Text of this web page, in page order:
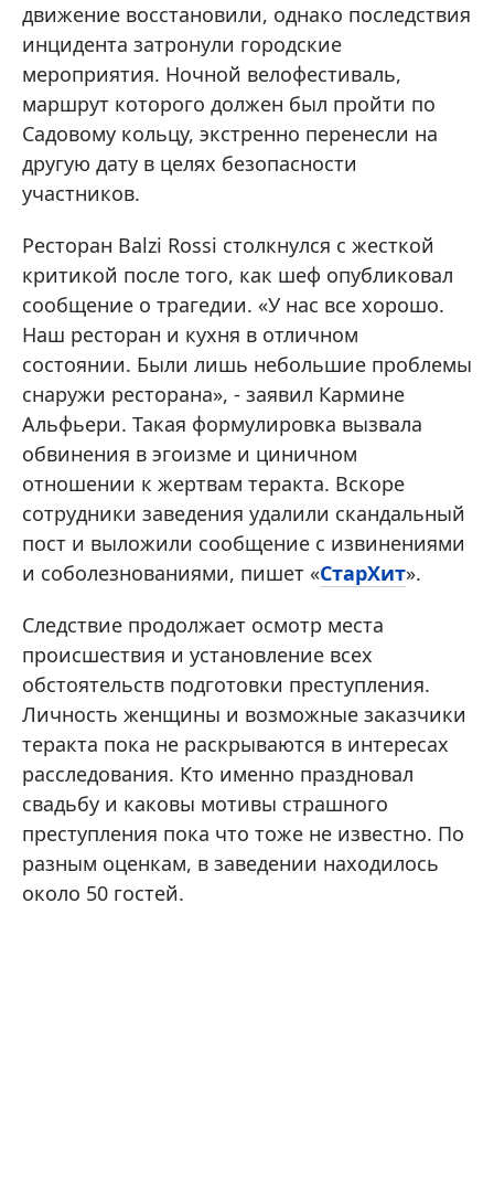
движение восстановили, однако последствия
инцидента затронули городские
мероприятия. Ночной велофестиваль,
маршрут которого должен был пройти по
Садовому кольцу, экстренно перенесли на
другую дату в целях безопасности
участников.
Ресторан Balzi Rossi столкнулся с жесткой
критикой после того, как шеф опубликовал
сообщение о трагедии. «У нас все хорошо.
Наш ресторан и кухня в отличном
состоянии. Были лишь небольшие проблемы
снаружи ресторана», - заявил Кармине
Альфьери. Такая формулировка вызвала
обвинения в эгоизме и циничном
отношении к жертвам теракта. Вскоре
сотрудники заведения удалили скандальный
пост и выложили сообщение с извинениями
и соболезнованиями, пишет «СтарХит».
Следствие продолжает осмотр места
происшествия и установление всех
обстоятельств подготовки преступления.
Личность женщины и возможные заказчики
теракта пока не раскрываются в интересах
расследования. Кто именно праздновал
свадьбу и каковы мотивы страшного
преступления пока что тоже не известно. По
разным оценкам, в заведении находилось
около 50 гостей.